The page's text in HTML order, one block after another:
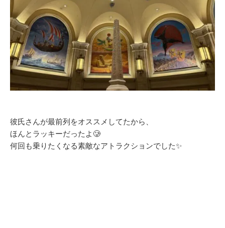
彼氏さんが最前列をオススメしてたから、
ほんとラッキーだったよ🥲
何回も乗りたくなる素敵なアトラクションでした✨️